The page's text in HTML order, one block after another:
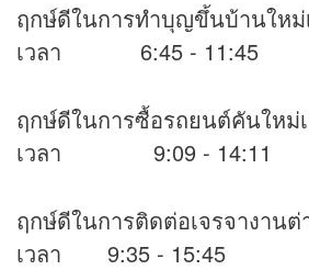
ฤกษ์ดีในการทำบุญขึ้นบ้านใหม่
เวลา 6:45 - 11:45
ฤกษ์ดีในการซื้อรถยนต์คันใหม่
เวลา 9:09 - 14:11
ฤกษ์ดีในการติดต่อเจรจางานต่
เวลา 9:35 - 15:45